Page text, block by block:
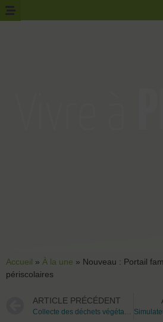
Accueil » À la une » Nouveau : Portail
périscolaires
ARTICLE PRÉCÉDENT
Collecte des déchets végétaux en période estivale